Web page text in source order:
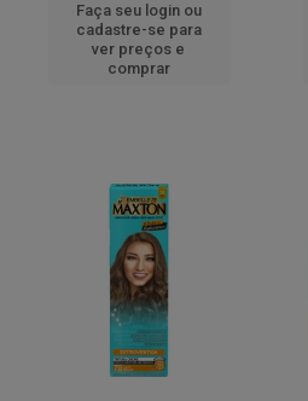
Faça seu login ou
cadastre-se para
ver preços e
comprar